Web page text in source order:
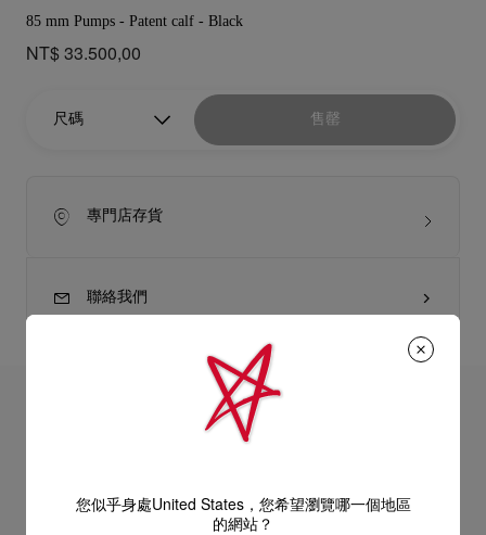
85 mm Pumps - Patent calf - Black
NT$ 33.500,00
尺碼 售罄
專門店存貨
聯絡我們
its Parisian namesake and the glamour of the district's Moulin
Rouge showgirls. The shoe's revealing décolleté gently
產品資訊您似乎身處United States，您希望瀏覽哪一個地區
的網站？